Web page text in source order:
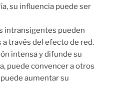
su influencia puede ser
intransigentes pueden
través del efecto de red.
intensa y difunde su
puede convencer a otros
aumentar su